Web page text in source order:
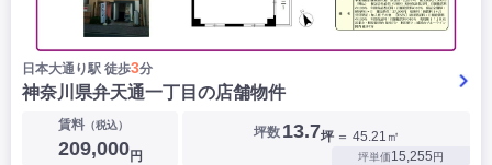
日本大通り駅 徒歩3分
神奈川県弁天通一丁目の店舗物件
賃料（税込）
209,000円
坪数 13.7坪 ＝ 45.21㎡
坪単価15,255円